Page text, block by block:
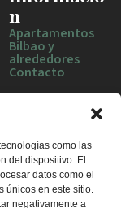
como las
del dispositivo. El
datos como el
únicos en este sitio.
negativamente a
n
Apartamentos
Bilbao y
alrededores
Contacto